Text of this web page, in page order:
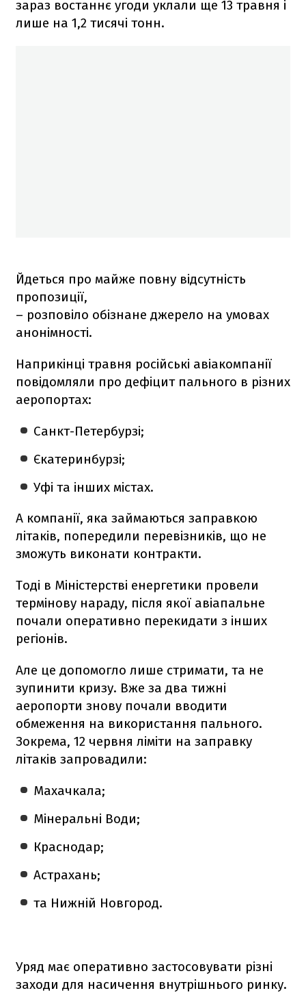
зараз востаннє угоди уклали ще 13 травня і
лише на 1,2 тисячі тонн.
Йдеться про майже повну відсутність
пропозиції,
– розповіло обізнане джерело на умовах
анонімності.
Наприкінці травня російські авіакомпанії
повідомляли про дефіцит пального в різних
аеропортах:
Санкт-Петербурзі;
Єкатеринбурзі;
Уфі та інших містах.
А компанії, яка займаються заправкою
літаків, попередили перевізників, що не
зможуть виконати контракти.
Тоді в Міністерстві енергетики провели
термінову нараду, після якої авіапальне
почали оперативно перекидати з інших
регіонів.
Але це допомогло лише стримати, та не
зупинити кризу. Вже за два тижні
аеропорти знову почали вводити
обмеження на використання пального.
Зокрема, 12 червня ліміти на заправку
літаків запровадили:
Махачкала;
Мінеральні Води;
Краснодар;
Астрахань;
та Нижній Новгород.
Уряд має оперативно застосовувати різні
заходи для насичення внутрішнього ринку.